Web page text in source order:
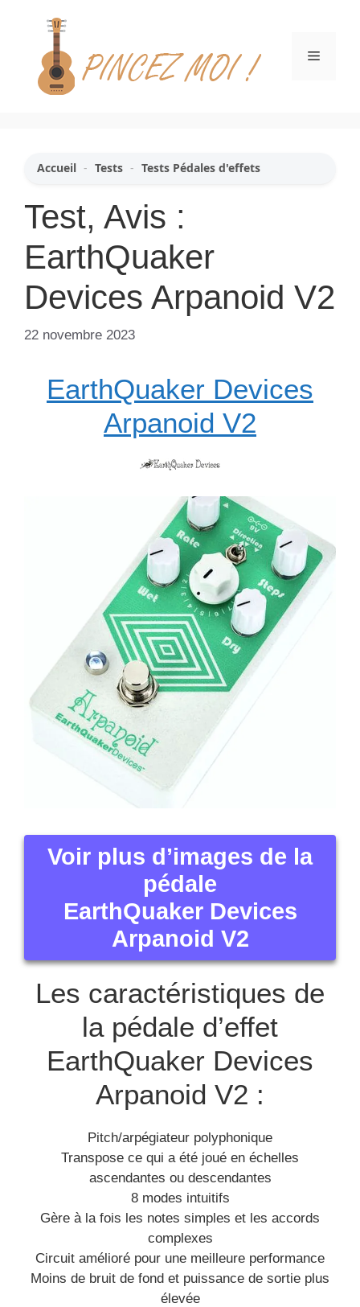
contenu
Menu
Accueil - Tests - Tests Pédales d'effets
Test, Avis :
EarthQuaker
Devices Arpanoid V2
22 novembre 2023
EarthQuaker Devices
Arpanoid V2
Voir plus d’images de la
pédale
EarthQuaker Devices
Arpanoid V2
Les caractéristiques de
la pédale d’effet
EarthQuaker Devices
Arpanoid V2 :
Pitch/arpégiateur polyphonique
Transpose ce qui a été joué en échelles
ascendantes ou descendantes
8 modes intuitifs
Gère à la fois les notes simples et les accords
complexes
Circuit amélioré pour une meilleure performance
Moins de bruit de fond et puissance de sortie plus
élevée